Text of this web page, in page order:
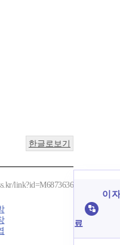
한글로보기
link?id=M6873636
이
료